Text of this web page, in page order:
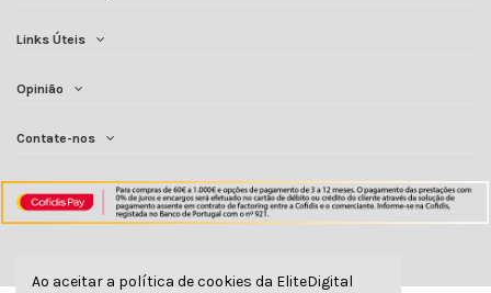
Links Úteis
Opinião
Contate-nos
Ao aceitar a política de cookies da EliteDigital